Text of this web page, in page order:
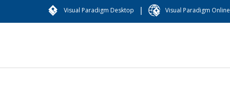
Visual Paradigm Desktop | Visual Paradigm Online